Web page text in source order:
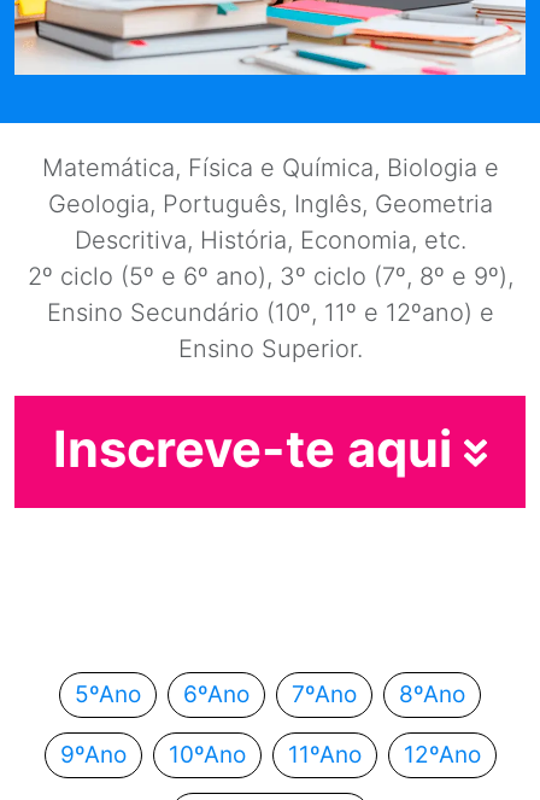
Matemática, Física e Química, Biologia e
Geologia, Português, Inglês, Geometria
Descritiva, História, Economia, etc.
2º ciclo (5º e 6º ano), 3º ciclo (7º, 8º e 9º),
Ensino Secundário (10º, 11º e 12ºano) e
Ensino Superior.
Inscreve-te aqui
5ºAno 6ºAno 7ºAno 8ºAno
9ºAno 10ºAno 11ºAno 12ºAno